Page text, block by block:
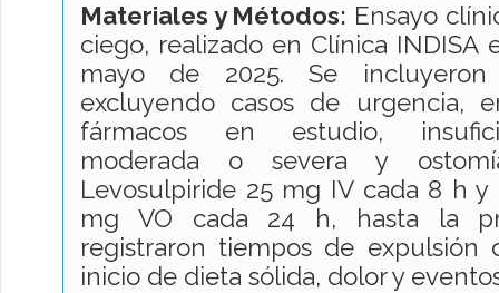
Materiales y Métodos: Ensayo
ciego, realizado en Clínica INDISA
mayo de 2025. Se incluyeron
excluyendo casos de urgencia,
fármacos en estudio,
moderada o severa y
Levosulpiride 25 mg IV cada 8 h
mg VO cada 24 h, hasta la
registraron tiempos de expulsión
inicio de dieta sólida, dolor y